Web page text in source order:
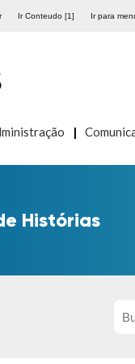
Ir Conteudo [1] Ir para
Histórias